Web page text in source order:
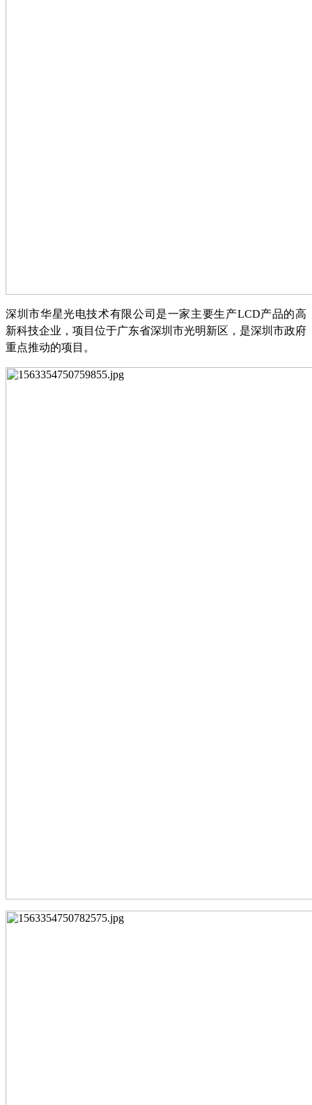
深圳市华星光电技术有限公司是一家主要生产LCD产品的高
新科技企业，项目位于广东省深圳市光明新区，是深圳市政府
重点推动的项目。